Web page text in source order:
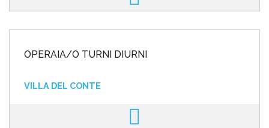
OPERAIA/O TURNI DIURNI
VILLA DEL CONTE